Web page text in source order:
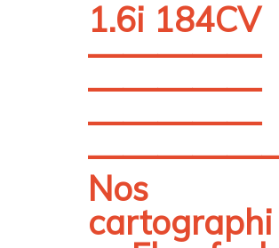
1.6i 184CV
—————
—————
—————
—————–
Nos
cartographi